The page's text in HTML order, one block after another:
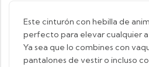
Este cinturón con hebilla de
perfecto para elevar cualquier
Ya sea que lo combines con
pantalones de vestir o incluso